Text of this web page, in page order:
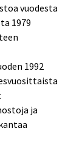
vuodesta
1979
1992
ja